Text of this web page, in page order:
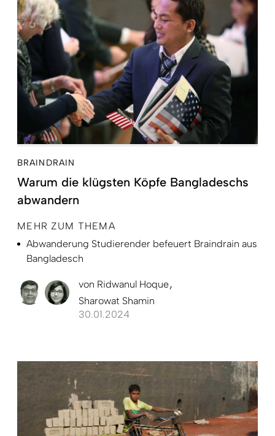
BRAINDRAIN
Warum die klügsten Köpfe Bangladeschs
abwandern
MEHR ZUM THEMA
Abwanderung Studierender befeuert Braindrain aus
Bangladesch
von Ridwanul Hoque
Sharowat Shamin
30.01.2024